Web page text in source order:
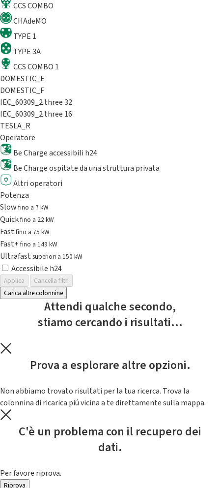
CCS COMBO
CHAdeMO
TYPE 1
TYPE 3A
CCS COMBO 1
DOMESTIC_E
DOMESTIC_F
IEC_60309_2 three 32
IEC_60309_2 three 16
TESLA_R
Operatore
Be Charge accessibili h24
Be Charge ospitate da una struttura privata
Altri operatori
Potenza
Slowfino a 7 kW
Quickfino a 22 kW
Fastfino a 75 kW
Fast+fino a 149 kW
Ultrafast superiori a 150 kW
Accessibile h24
Applica
Cancella filtri
Carica altre colonnine
Attendi qualche secondo,
stiamo cercando i risultati...
Prova a esplorare altre opzioni.
Non abbiamo trovato risultati per la tua ricerca. Trova la
colonnina di ricarica piú vicina a te direttamente sulla mappa.
C'è un problema con il recupero dei
dati.
Per favore riprova.
Riprova